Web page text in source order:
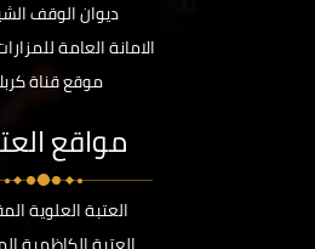
ديوان الوقف
الامانة العامة
موقع قناة
مواقع
العتبة العلوية